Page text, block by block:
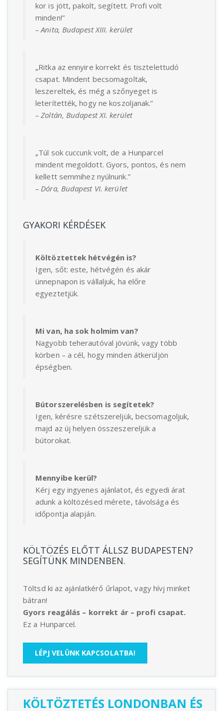
kor is jött, pakolt, segített. Profi volt
minden!”
– Anita, Budapest XIII. kerület
„Ritka az ennyire korrekt és tisztelettudó
csapat. Mindent becsomagoltak,
leszereltek, és még a szőnyeget is
leterítették, hogy ne koszoljanak.”
– Zoltán, Budapest XI. kerület
„Túl sok cuccunk volt, de a Hunparcel
mindent megoldott. Gyors, pontos, és nem
kellett semmihez nyúlnunk.”
– Dóra, Budapest VI. kerület
GYAKORI KÉRDÉSEK
Költöztettek hétvégén is?
Igen, sőt: este, hétvégén és akár
ünnepnapon is vállaljuk, ha előre
egyeztetjük.
Mi van, ha sok holmim van?
Nagyobb teherautóval jövünk, vagy több
körben – a cél, hogy minden átkerüljön
épségben.
Bútorszerelésben is segítetek?
Igen, kérésre szétszereljük, becsomagoljuk,
majd az új helyen összeszereljük a
bútorokat.
Mennyibe kerül?
Kérj egy ingyenes ajánlatot, és egyedi árat
adunk a költözésed mérete, távolsága és
időpontja alapján.
KÖLTÖZÉS ELŐTT ÁLLSZ BUDAPESTEN?
SEGÍTÜNK MINDENBEN.
Töltsd ki az ajánlatkérő űrlapot, vagy hívj minket
bátran!
Gyors reagálás – korrekt ár – profi csapat.
Ez a Hunparcel.
LÉPJ VELÜNK KAPCSOLATBA!
KÖLTÖZTETÉS LONDONBAN ÉS